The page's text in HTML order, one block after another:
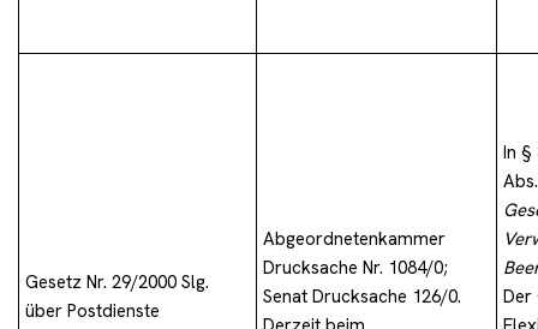
Gesetz Nr. 29/2000 Slg.
über Postdienste
Abgeordnetenkammer
Drucksache Nr. 1084/0;
Senat Drucksache 126/0.
In §
Der